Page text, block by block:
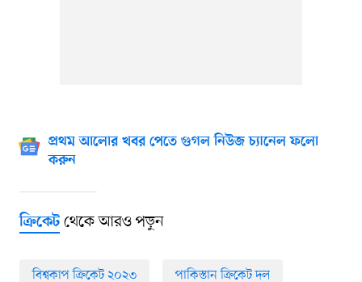
প্রথম আলোর খবর পেতে গুগল নিউজ চ্যানেল ফলো
করুন
ক্রিকেটথেকে আরও পড়ুন
বিশ্বকাপ ক্রিকেট ২০২৩ পাকিস্তান ক্রিকেট দল